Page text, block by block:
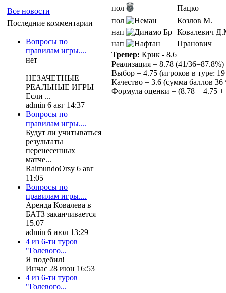
Все новости
Последние комментарии
Вопросы по
правилам игры....
нет
НЕЗАЧЕТНЫЕ
РЕАЛЬНЫЕ ИГРЫ
Если ...
admin 6 авг 14:37
Вопросы по
правилам игры....
Будут ли учитываться
результаты
перенесенных
матче...
RaimundoOrsy 6 авг
11:05
Вопросы по
правилам игры....
Аренда Ковалева в
БАТЗ заканчивается
15.07
admin 6 июл 13:29
4 из 6-ти туров
"Голевого...
Я подебил!
Инчас 28 июн 16:53
4 из 6-ти туров
"Голевого...
пол
Пацко
пол
Козлов М.
нап
Ковалевич
нап
Пранович
Тренер: Крик - 8.6
Реализация = 8.78 (41/36=87.8%)
Выбор = 4.75 (игроков в туре:
Качество = 3.6 (сумма баллов 36
Формула оценки = (8.78 + 4.75 +